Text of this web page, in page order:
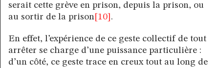
serait cette grève en prison, depuis la prison, ou
au sortir de la prison [10] .
En effet, l’expérience de ce geste collectif de tout
arrêter se charge d’une puissance particulière :
d’un côté, ce geste trace en creux tout au long de